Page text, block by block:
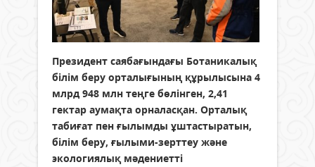
Президент саябағындағы Ботаникалық
білім беру орталығының құрылысына 4
млрд 948 млн теңге бөлінген, 2,41
гектар аумақта орналасқан. Орталық
табиғат пен ғылымды ұштастыратын,
білім беру, ғылыми-зерттеу және
экологиялық мәдениетті